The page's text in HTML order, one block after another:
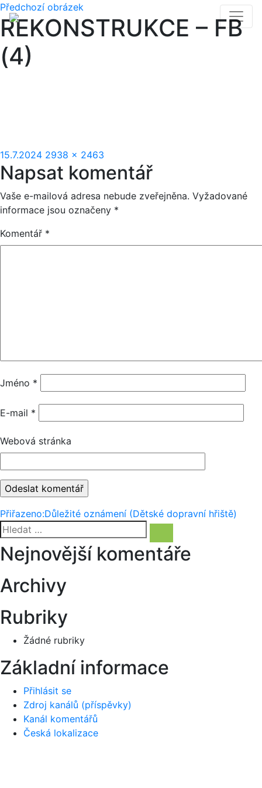
Předchozí obrázek
REKONSTRUKCE – FB
(4)
Publikováno:
15.7.2024 Původní
velikost:
2938 × 2463
Napsat komentář
Vaše e-mailová adresa nebude zveřejněna. Vyžadované
informace jsou označeny *
Komentář *
Jméno *
E-mail *
Webová stránka
Navigace
pro
příspěvek
Přiřazeno:Důležité oznámení (Dětské dopravní hřiště)
Hledat:
Hledání
Nejnovější komentáře
Archivy
Rubriky
Žádné rubriky
Základní informace
Přihlásit se
Zdroj kanálů (příspěvky)
Kanál komentářů
Česká lokalizace